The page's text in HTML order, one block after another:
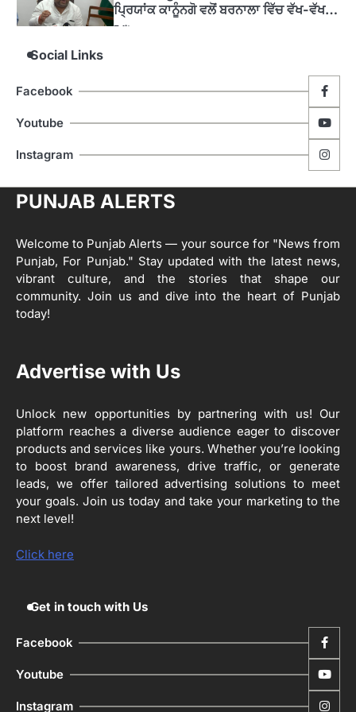
ਸਕੀਮਾਂ ਦਾ ਜਾਇਜ਼ਾ
Editor
4
ਅਫ਼ਸਰ
ਮੋਦੀ ਜੀ ਪੁਲਿਸ ਦੇ ਦਮ ‘ਤੇ ਨੈਸ਼ਨਲ ਟਾਊਨਹਾਲ
ਅਗੇਂਸਟ ਈ-20 ਨੂੰ ਰੋਕਣ ਦੀ ਕੋਸ਼ਿਸ਼ ਕਰ ਰਹੇ
1
ਸ੍ਰੀ ਗੁਰੂ ਰਵਿਦਾਸ ਜੀ ਦੇ ਜੀਵਨ ਤੇ ਆਧਾਰਿਤ
ਡਾਕੂਮੈਂਟਰੀ ਨੇ ਪਿੰਡਾਂ ਵਿੱਚ ਜਗਾਈ ਜਾਗਰੂਕਤਾ
2
ਖੇਤੀਬਾੜੀ ਵਿਭਾਗ ਵੱਲੋਂ ‘ਮਿਸ਼ਨ ਫਾਰ ਕਾਟਨ
ਪ੍ਰੋਡਕਟੀਵਿਟੀ’ ਅਧੀਨ ਪਿੰਡ ਬਧਾਈ ਵਿਖੇ ‘ਖੇਤ
ਦਿਵਸ’ ਆਯੋਜਿਤ
Editor
ਰਾਸ਼ਟਰੀ ਮਨੁੱਖੀ ਅਧਿਕਾਰ ਕਮਿਸ਼ਨ ਦੇ ਮੈਂਬਰ
ਪ੍ਰਿਯਾਂਕ ਕਾਨੂੰਨਗੋ ਵਲੋਂ ਬਰਨਾਲਾ ਵਿੱਚ ਵੱਖ-ਵੱਖ
4
ਹੁਸ਼ਿਆਰਪੁਰ ਜ਼ਿਲ੍ਹੇ ਵ‘ ਈ.ਐੱਫ. ਡਿਜੀਟਾਈਜ਼ੇਸ਼ਨ
ਦਾ ਕੰਮ 99.92 ਫੀਸਦੀ ਮੁਕੰਮਲ: ਜ਼ਿਲ੍ਹਾ ਚੋਣ
ਅਫ਼ਸਰ
Editor
5
Social Links
Facebook
Youtube
Instagram
PUNJAB ALERTS
Welcome to Punjab Alerts — your source for "News from
Punjab, For Punjab." Stay updated with the latest news,
vibrant culture, and the stories that shape our
community. Join us and dive into the heart of Punjab
today!
Advertise with Us
Unlock new opportunities by partnering with us! Our
platform reaches a diverse audience eager to discover
products and services like yours. Whether you’re looking
to boost brand awareness, drive traffic, or generate
leads, we offer tailored advertising solutions to meet
your goals. Join us today and take your marketing to the
next level!
Click here
Get in touch with Us
Facebook
Youtube
Instagram